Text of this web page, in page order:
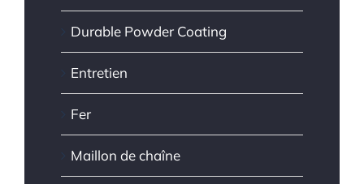
Durable Powder Coating
Entretien
Fer
Maillon de chaîne